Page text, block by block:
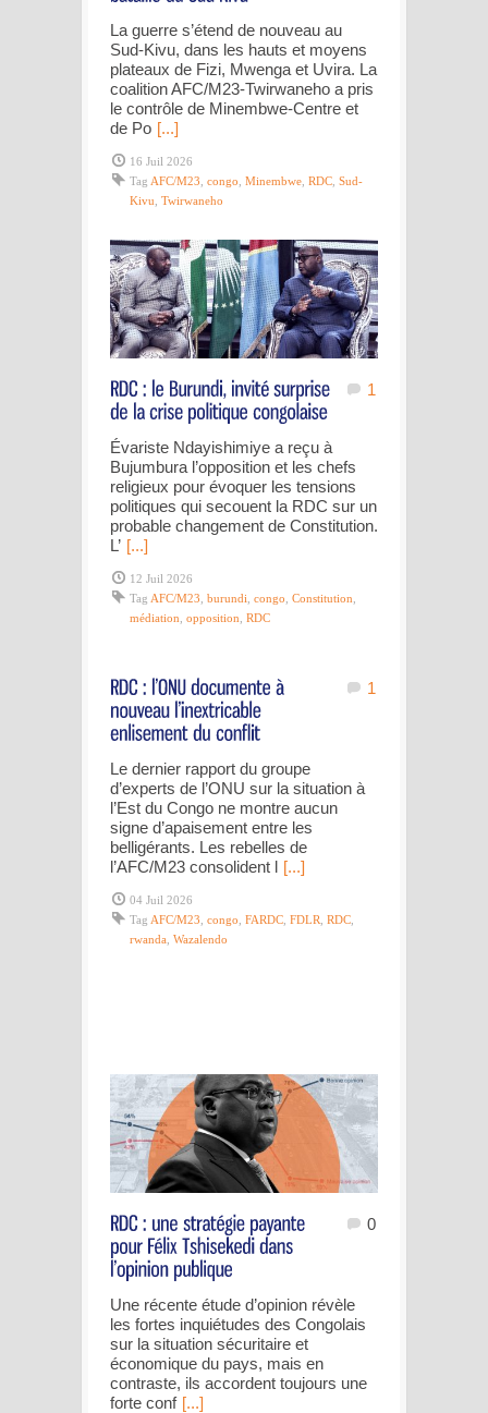
La guerre s’étend de nouveau au
Sud-Kivu, dans les hauts et moyens
plateaux de Fizi, Mwenga et Uvira. La
coalition AFC/M23-Twirwaneho a pris
le contrôle de Minembwe-Centre et
de Po [...]
16 Juil 2026
Tag AFC/M23 congo Minembwe RDC Sud-
Kivu Twirwaneho
1
Évariste Ndayishimiye a reçu à
Bujumbura l’opposition et les chefs
religieux pour évoquer les tensions
politiques qui secouent la RDC sur un
probable changement de Constitution.
L’ [...]
12 Juil 2026
Tag AFC/M23 burundi congo Constitution
médiation opposition RDC
1
Le dernier rapport du groupe
d’experts de l’ONU sur la situation à
l’Est du Congo ne montre aucun
signe d’apaisement entre les
belligérants. Les rebelles de
l’AFC/M23 consolident l [...]
04 Juil 2026
Tag AFC/M23, congo, FARDC, FDLR, RDC,
rwanda, Wazalendo
0
Une récente étude d’opinion révèle
les fortes inquiétudes des Congolais
sur la situation sécuritaire et
économique du pays, mais en
contraste, ils accordent toujours une
forte conf [...]